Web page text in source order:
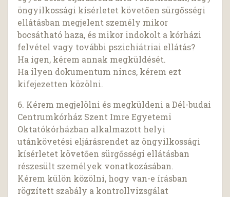
öngyilkossági kísérletet követően sürgősségi
ellátásban megjelent személy mikor
bocsátható haza, és mikor indokolt a kórházi
felvétel vagy további pszichiátriai ellátás?
Ha igen, kérem annak megküldését.
Ha ilyen dokumentum nincs, kérem ezt
kifejezetten közölni.
6. Kérem megjelölni és megküldeni a Dél-budai
Centrumkórház Szent Imre Egyetemi
Oktatókórházban alkalmazott helyi
utánkövetési eljárásrendet az öngyilkossági
kísérletet követően sürgősségi ellátásban
részesült személyek vonatkozásában.
Kérem külön közölni, hogy van-e írásban
rögzített szabály a kontrollvizsgálat